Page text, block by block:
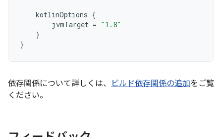
kotlinOptions {
jvmTarget = "1.8"
}
}
依存関係について詳しくは、 ビルド依存関係の追加をご覧
ください。